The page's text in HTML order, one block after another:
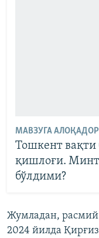
МАВЗУГА АЛОҚАДОР
Тошкент вақти
қишлоғи.
бўлдими?
Жумладан,
2024 йилда